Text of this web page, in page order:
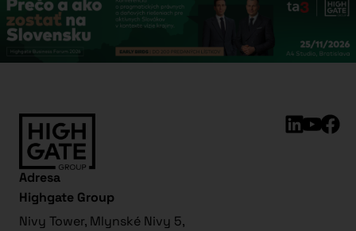
Adresa
Highgate Group
Nivy Tower, Mlynské Nivy 5,